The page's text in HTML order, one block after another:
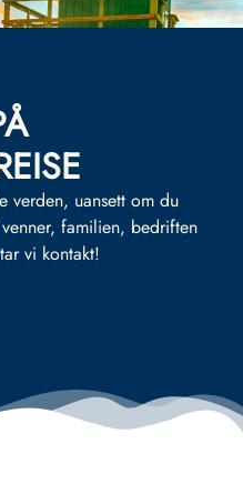
verden, uansett om du
familien, bedriften
vi kontakt!